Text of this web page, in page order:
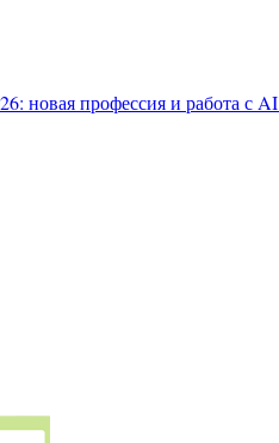
новая профессия и работа с AI